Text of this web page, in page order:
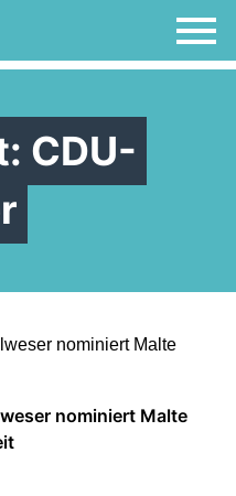
CDU-
nominiert Malte